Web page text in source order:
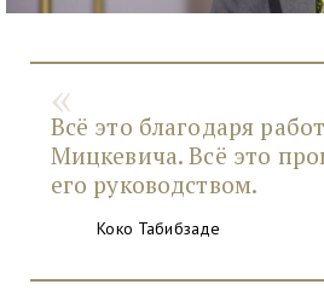
Всё это благодаря
Мицкевича. Всё это
его руководством.
Коко Табибзаде